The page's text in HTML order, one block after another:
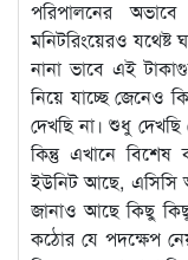
পরিপালনের
মনিটরিংয়েরও
নানা ভাবে এই
নিয়ে যাচ্ছে জেনেও
দেখছি না। শুধু দেখছি
কিন্তু এখানে বিশেষ
ইউনিট আছে, এসিসি
জানাও আছে কিছু কিছু
কঠোর যে পদক্ষেপ